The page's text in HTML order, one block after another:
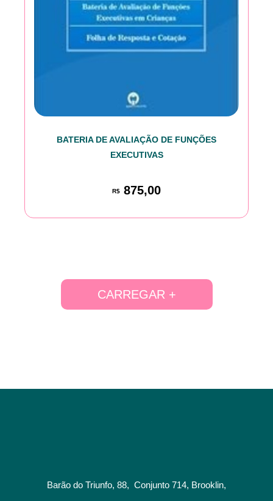
BATERIA DE AVALIAÇÃO DE FUNÇÕES
EXECUTIVAS
R$ 875,00
CARREGAR +
Barão do Triunfo, 88, Conjunto 714, Brooklin,